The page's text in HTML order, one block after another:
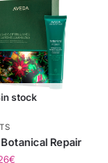
stock
Repair
€